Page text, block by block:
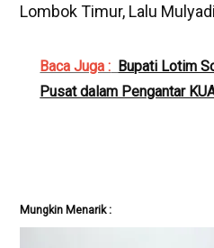
Lombok Timur, Lalu
Baca Juga : Bupati Lotim
Pusat dalam Pengantar
Mungkin Menarik :